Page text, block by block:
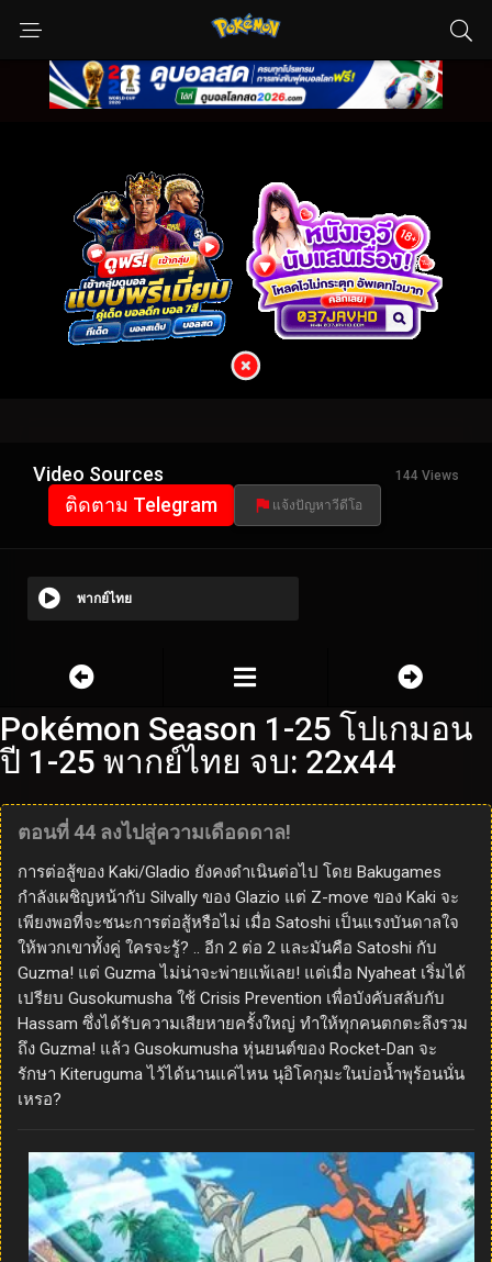
Video Sources 144 Views
ติดตาม Telegram แจ้งปัญหาวีดีโอ
พากย์ไทย
Pokémon Season 1-25 โปเกมอน
ปี 1-25 พากย์ไทย จบ: 22x44
ตอนที่ 44 ลงไปสู่ความเดือดดาล!
การต่อสู้ของ Kaki/Gladio ยังคงดำเนินต่อไป โดย Bakugames
กำลังเผชิญหน้ากับ Silvally ของ Glazio แต่ Z-move ของ Kaki จะ
เพียงพอที่จะชนะการต่อสู้หรือไม่ เมื่อ Satoshi เป็นแรงบันดาลใจ
ให้พวกเขาทั้งคู่ ใครจะรู้? .. อีก 2 ต่อ 2 และมันคือ Satoshi กับ
Guzma! แต่ Guzma ไม่น่าจะพ่ายแพ้เลย! แต่เมื่อ Nyaheat เริ่มได้
เปรียบ Gusokumusha ใช้ Crisis Prevention เพื่อบังคับสลับกับ
Hassam ซึ่งได้รับความเสียหายครั้งใหญ่ ทำให้ทุกคนตกตะลึงรวม
ถึง Guzma! แล้ว Gusokumusha หุ่นยนต์ของ Rocket-Dan จะ
รักษา Kiteruguma ไว้ได้นานแค่ไหน นุอิโคกุมะในบ่อน้ำพุร้อนนั่น
เหรอ?